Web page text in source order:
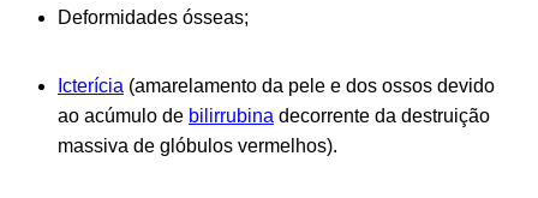
Deformidades ósseas;
Icterícia (amarelamento da pele e dos ossos devido
ao acúmulo de bilirrubina decorrente da destruição
massiva de glóbulos vermelhos).